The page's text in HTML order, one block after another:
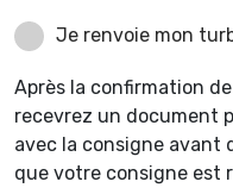
Je renvoie mon
Après la confirmation
recevrez un document
avec la consigne avant
que votre consigne est